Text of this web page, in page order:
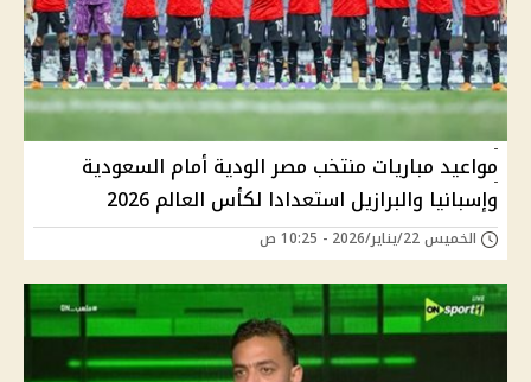
مواعيد مباريات منتخب مصر الودية أمام السعودية
وإسبانيا والبرازيل استعدادا لكأس العالم 2026
الخميس 22/يناير/2026 - 10:25 ص